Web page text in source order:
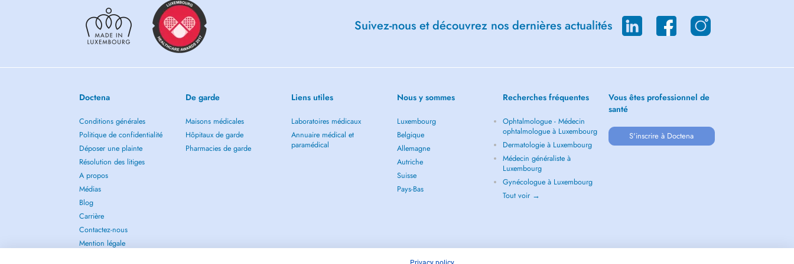
vos besoins.
- Mouvements fonctionnels et rééducation sportive: Optimiser la façon dont votre corps
bouge au quotidien et pour la performance sportive.
- Dry Needling (Acupuncture médicale) : Un soulagement ciblé des nœuds musculaires
Suivez-nous et découvrez nos dernières actualités
Doctena
Conditions générales
Politique de confidentialité
Déposer une plainte
Résolution des litiges
A propos
Médias
Blog
Carrière
Contactez-nous
Mention légale
De garde
Maisons médicales
Hôpitaux de garde
Pharmacies de garde
Liens utiles
Laboratoires médicaux
Annuaire médical et
paramédical
Nous y sommes
Luxembourg
Belgique
Allemagne
Autriche
Suisse
Pays-Bas
Recherches fréquentes
Ophtalmologue - Médecin
ophtalmologue à Luxembourg
Dermatologie à Luxembourg
Médecin généraliste à
Luxembourg
Gynécologue à Luxembourg
Tout voir →
Vous êtes professionnel de
santé
S'inscrire à Doctena